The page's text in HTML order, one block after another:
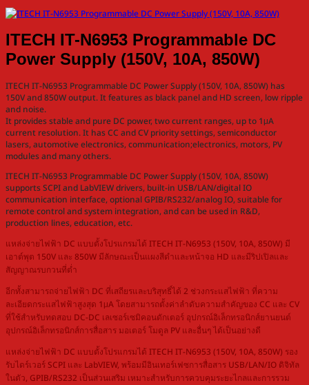
ITECH IT-N6953 Programmable DC
Power Supply (150V, 10A, 850W)
ITECH IT-N6953 Programmable DC Power Supply (150V, 10A, 850W) has
150V and 850W output. It features as black panel and HD screen, low ripple
and noise.
It provides stable and pure DC power, two current ranges, up to 1μA
current resolution. It has CC and CV priority settings, semiconductor
lasers, automotive electronics, communication;electronics, motors, PV
modules and many others.
ITECH IT-N6953 Programmable DC Power Supply (150V, 10A, 850W)
supports SCPI and LabVIEW drivers, built-in USB/LAN/digital IO
communication interface, optional GPIB/RS232/analog IO, suitable for
remote control and system integration, and can be used in R&D,
production lines, education, etc.
แหล่งจ่ายไฟฟ้า DC แบบตั้งโปรแกรมได้ ITECH IT-N6953 (150V, 10A, 850W) มี
เอาต์พุต 150V และ 850W มีลักษณะเป็นแผงสีดำและหน้าจอ HD และมีริปเปิลและ
สัญญาณรบกวนที่ต่ำ
อีกทั้งสามารถจ่ายไฟฟ้า DC ที่เสถียรและบริสุทธิ์ได้ 2 ช่วงกระแสไฟฟ้า ที่ความ
ละเอียดกระแสไฟฟ้าสูงสุด 1μA โดยสามารถตั้งค่าลำดับความสำคัญของ CC และ CV
ที่ใช้สำหรับทดสอบ DC-DC เลเซอร์เซมิคอนดักเตอร์ อุปกรณ์อิเล็กทรอนิกส์ยานยนต์
อุปกรณ์อิเล็กทรอนิกส์การสื่อสาร มอเตอร์ โมดูล PV และอื่นๆ ได้เป็นอย่างดี
แหล่งจ่ายไฟฟ้า DC แบบตั้งโปรแกรมได้ ITECH IT-N6953 (150V, 10A, 850W) รอง
รับไดร์เวอร์ SCPI และ LabVIEW, พร้อมมีอินเทอร์เฟซการสื่อสาร USB/LAN/IO ดิจิทัล
ในตัว, GPIB/RS232 เป็นส่วนเสริม เหมาะสำหรับการควบคุมระยะไกลและการรวม